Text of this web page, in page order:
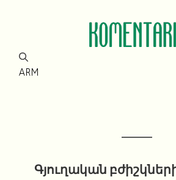
ARM
Գյուղական